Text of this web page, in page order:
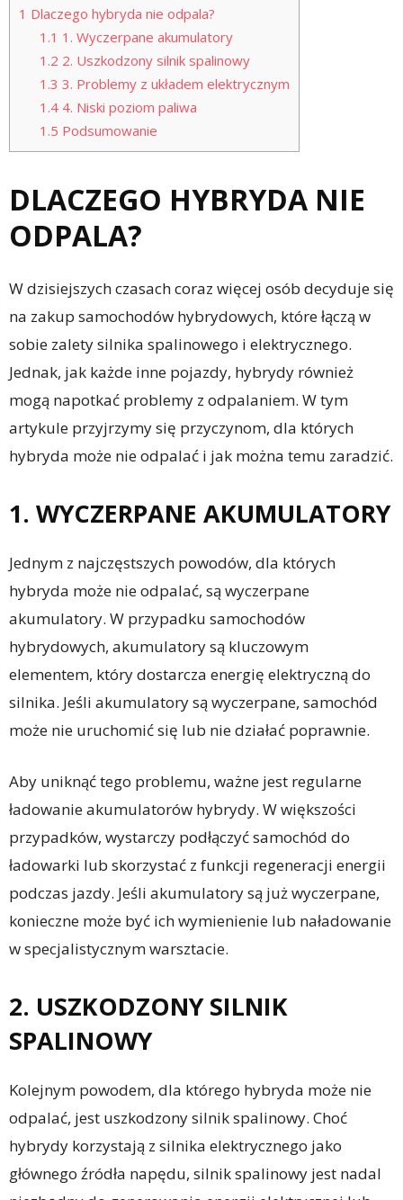
1 Dlaczego hybryda nie odpala?
1.1 1. Wyczerpane akumulatory
1.2 2. Uszkodzony silnik spalinowy
1.3 3. Problemy z układem elektrycznym
1.44. Niski poziom paliwa
1.5 Podsumowanie
DLACZEGO HYBRYDA NIE
ODPALA?
W dzisiejszych czasach coraz więcej osób decyduje się
na zakup samochodów hybrydowych, które łączą w
sobie zalety silnika spalinowego i elektrycznego.
Jednak, jak każde inne pojazdy, hybrydy również
mogą napotkać problemy z odpalaniem. W tym
artykule przyjrzymy się przyczynom, dla których
hybryda może nie odpalać i jak można temu zaradzić.
1. WYCZERPANE AKUMULATORY
Jednym z najczęstszych powodów, dla których
hybryda może nie odpalać, są wyczerpane
akumulatory. W przypadku samochodów
hybrydowych, akumulatory są kluczowym
elementem, który dostarcza energię elektryczną do
silnika. Jeśli akumulatory są wyczerpane, samochód
może nie uruchomić się lub nie działać poprawnie.
Aby uniknąć tego problemu, ważne jest regularne
ładowanie akumulatorów hybrydy. W większości
przypadków, wystarczy podłączyć samochód do
ładowarki lub skorzystać z funkcji regeneracji energii
podczas jazdy. Jeśli akumulatory są już wyczerpane,
konieczne może być ich wymienienie lub naładowanie
w specjalistycznym warsztacie.
2. USZKODZONY SILNIK
SPALINOWY
Kolejnym powodem, dla którego hybryda może nie
odpalać, jest uszkodzony silnik spalinowy. Choć
hybrydy korzystają z silnika elektrycznego jako
głównego źródła napędu, silnik spalinowy jest nadal